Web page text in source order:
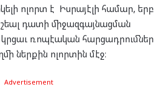
ոլորտ է Իսրայէլի համար, երբ
դատի միջազգայնացման
կրցաւ ռոպէական հարցադրումներ
ներքին ոլորտին մէջ։
Advertisement